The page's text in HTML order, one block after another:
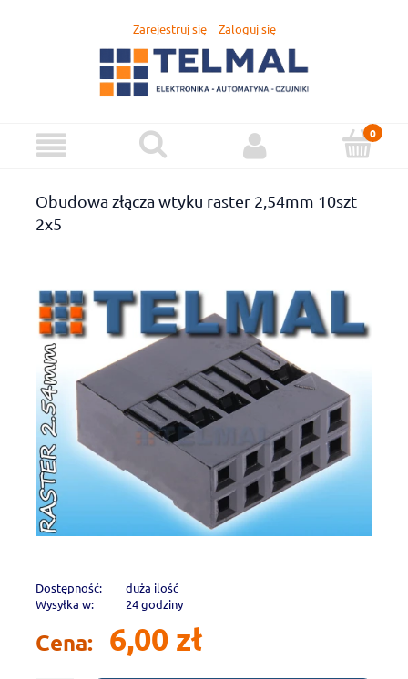
Zarejestruj się Zaloguj się
Obudowa złącza wtyku raster 2,54mm 10szt
2x5
Dostępność:
duża ilość
Wysyłka w:
24 godziny
Cena: 6,00 zł